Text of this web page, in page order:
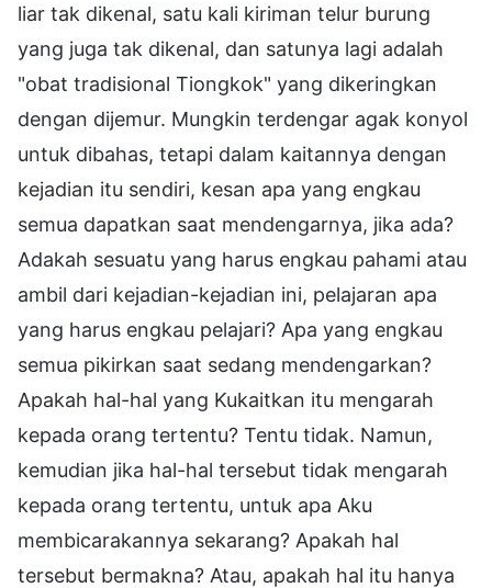
liar tak dikenal, satu kali kiriman telur burung
yang juga tak dikenal, dan satunya lagi adalah
"obat tradisional Tiongkok" yang dikeringkan
dengan dijemur. Mungkin terdengar agak konyol
untuk dibahas, tetapi dalam kaitannya dengan
kejadian itu sendiri, kesan apa yang engkau
semua dapatkan saat mendengarnya, jika ada?
Adakah sesuatu yang harus engkau pahami atau
ambil dari kejadian-kejadian ini, pelajaran apa
yang harus engkau pelajari? Apa yang engkau
semua pikirkan saat sedang mendengarkan?
Apakah hal-hal yang Kukaitkan itu mengarah
kepada orang tertentu? Tentu tidak. Namun,
kemudian jika hal-hal tersebut tidak mengarah
kepada orang tertentu, untuk apa Aku
membicarakannya sekarang? Apakah hal
tersebut bermakna? Atau, apakah hal itu hanya